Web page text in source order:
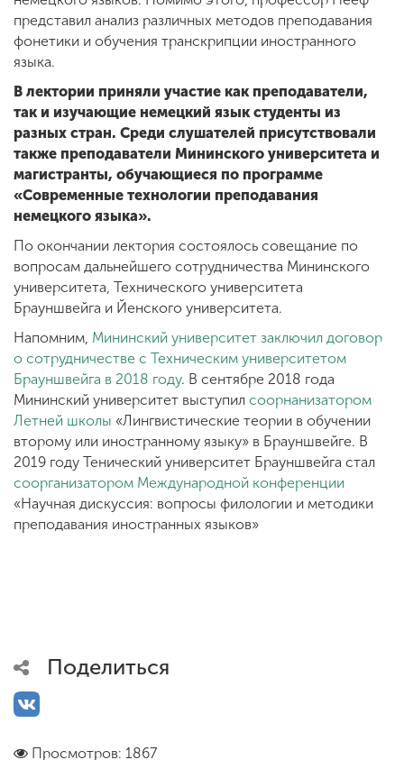
представил анализ различных методов преподавания
фонетики и обучения транскрипции иностранного
языка.
В лектории приняли участие как преподаватели,
так и изучающие немецкий язык студенты из
разных стран. Среди слушателей присутствовали
также преподаватели Мининского университета и
магистранты, обучающиеся по программе
«Современные технологии преподавания
немецкого языка».
По окончании лектория состоялось совещание по
вопросам дальнейшего сотрудничества Мининского
университета, Технического университета
Брауншвейга и Йенского университета.
Напомним, Мининский университет заключил договор
о сотрудничестве с Техническим университетом
Брауншвейга в 2018 году. В сентябре 2018 года
Мининский университет выступил соорнанизатором
Летней школы «Лингвистические теории в обучении
второму или иностранному языку» в Брауншвейге. В
2019 году Тенический университет Брауншвейга стал
соорганизатором Международной конференции
«Научная дискуссия: вопросы филологии и методики
преподавания иностранных языков»
Поделиться
Просмотров: 1867